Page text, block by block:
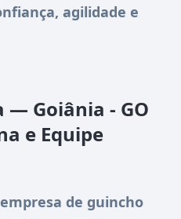
agilidade e
— Goiânia - GO
e Equipe
empresa de guincho